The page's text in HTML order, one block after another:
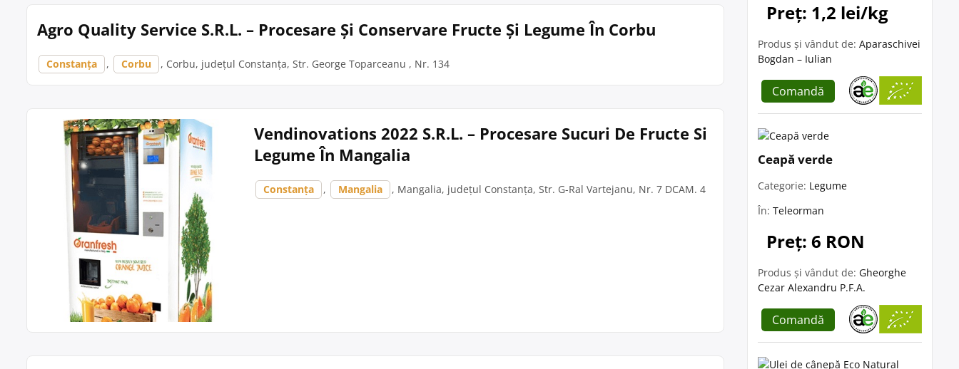
Agro Quality Service S.R.L. – Procesare Și Conservare Fructe Și Legume În Corbu
Constanța , Corbu , Corbu, județul Constanța, Str. George Toparceanu , Nr. 134
Vendinovations 2022 S.R.L. – Procesare Sucuri De Fructe Si
Legume În Mangalia
Constanța , Mangalia , Mangalia, județul Constanța, Str. G-Ral Vartejanu, Nr. 7 DCAM. 4
Preț: 1,2 lei/kg
Produs și vândut de: Aparaschivei
Bogdan – Iulian
Comandă
Ceapă verde
Categorie: Legume
În: Teleorman
Preț: 6 RON
Produs și vândut de: Gheorghe
Cezar Alexandru P.F.A.
Comandă